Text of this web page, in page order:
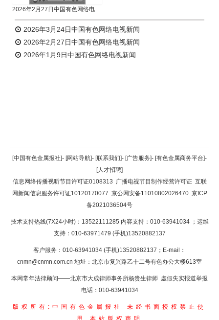
2026年2月27日中国有色网络电视新闻
2026年3月24日中国有色网络电视新闻
2026年2月27日中国有色网络电视新闻
2026年1月9日中国有色网络电视新闻
返回顶部
返回首页
[中国有色金属报社]- [网站导航]- [联系我们]- [广告服务]- [有色金属商务平台]-
[人才招聘]
信息网络传播视听节目许可证0108313 广播电视节目制作经营许可证 互联
网新闻信息服务许可证10120170077 京公网安备11010802026470 京ICP
备2021036504号
技术支持热线(7X24小时)：13522111285 内容支持：010-63941034 ；运维
支持：010-63971479 (手机)13520882137
客户服务：010-63941034 (手机)13520882137；E-mail：
cnmn@cnmn.com.cn 地址：北京市复兴路乙十二号有色办公大楼613室
本网常年法律顾问——北京市大成律师事务所杨贵生律师 虚假失实报道举报
电话：010-63941034
版权所有:中国有色金属报社
未经书面授权禁止使
用 本站版权声明